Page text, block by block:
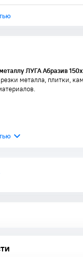
ЛУГА Абразив
металла, плитки,